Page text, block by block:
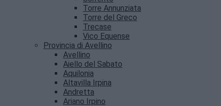
Torre Annunziata
Torre del Greco
Trecase
Vico Equense
Provincia di Avellino
Avellino
Aiello del Sabato
Aquilonia
Altavilla Irpina
Andretta
Ariano Irpino